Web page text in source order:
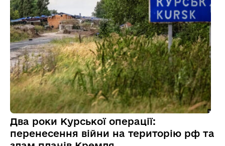
Два роки Курської операції:
перенесення війни на територію рф та